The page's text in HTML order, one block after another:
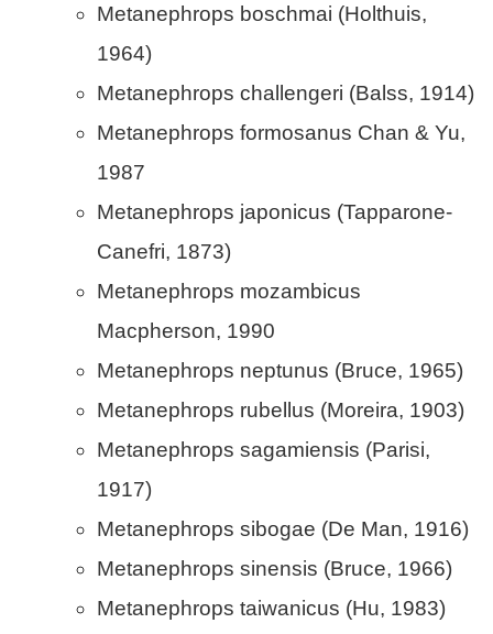
Metanephrops boschmai (Holthuis,
1964)
Metanephrops challengeri (Balss, 1914)
Metanephrops formosanus Chan & Yu,
1987
Metanephrops japonicus (Tapparone-
Canefri, 1873)
Metanephrops mozambicus
Macpherson, 1990
Metanephrops neptunus (Bruce, 1965)
Metanephrops rubellus (Moreira, 1903)
Metanephrops sagamiensis (Parisi,
1917)
Metanephrops sibogae (De Man, 1916)
Metanephrops sinensis (Bruce, 1966)
Metanephrops taiwanicus (Hu, 1983)